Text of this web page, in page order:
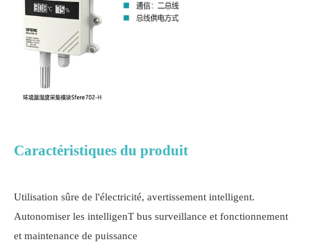
Caractéristiques du produit
Utilisation sûre de l'électricité, avertissement intelligent.
Autonomiser les intelligenT bus surveillance et fonctionnement
et maintenance de puissance